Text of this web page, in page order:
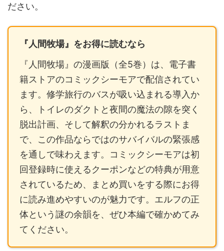
ださい。
『人間牧場』をお得に読むなら
『人間牧場』の漫画版（全5巻）は、電子書
籍ストアのコミックシーモアで配信されてい
ます。修学旅行のバスが吸い込まれる導入か
ら、トイレのダクトと夜間の魔法の隙を突く
脱出計画、そして解釈の分かれるラストま
で、この作品ならではのサバイバルの緊張感
を通しで味わえます。コミックシーモアは初
回登録時に使えるクーポンなどの特典が用意
されているため、まとめ買いをする際にお得
に読み進めやすいのが魅力です。エルフの正
体という謎の余韻を、ぜひ本編で確かめてみ
てください。